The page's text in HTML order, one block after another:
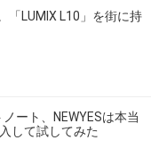
「LUMIX L10」を街に持
ート、NEWYESは本当
して試してみた